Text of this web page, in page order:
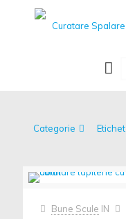
Categorie
Bune Scule IN